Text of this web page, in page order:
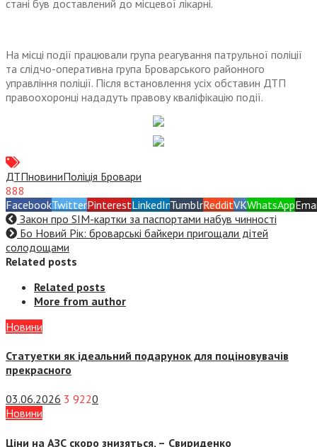
стані був доставлений до місцевої лікарні.
На місці події працювали група реагування патрульної поліції
та слідчо-оперативна група Броварського районного
управління поліції. Після встановлення усіх обставин ДТП
правоохоронці нададуть правову кваліфікацію події.
ДТПновиниПоліція Бровари
888
FacebookTwitterPinterestLinkedInTumblrRedditVKWhatsApp
Закон про SIM-картки за паспортами набув чинності
Бо Новий Рік: броварські байкери пригощали дітей
солодощами
Related posts
Related posts
More from author
Новини
Статуетки як ідеальний подарунок для поціновувачів
прекрасного
03.06.2026 3 9220
Новини
Ціни на АЗС скоро знизяться, – Свириденко